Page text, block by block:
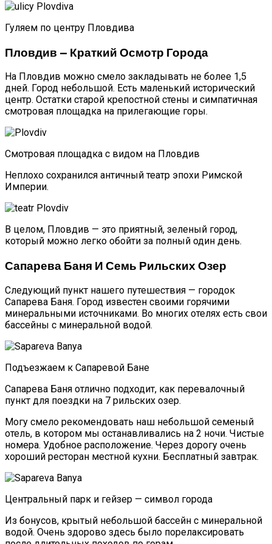
Гуляем по центру Пловдива
Пловдив — Краткий Осмотр Города
На Пловдив можно смело закладывать не более 1,5
дней. Город небольшой. Есть маленький исторический
центр. Остатки старой крепостной стены и симпатичная
смотровая площадка на прилегающие горы.
Смотровая площадка с видом на Пловдив
Неплохо сохранился античный театр эпохи Римской
Империи.
В целом, Пловдив — это приятный, зеленый город,
который можно легко обойти за полный один день.
Сапарева Баня И Семь Рильских Озер
Следующий пункт нашего путешествия — городок
Сапарева Баня. Город известен своими горячими
минеральными источниками. Во многих отелях есть свои
бассейны с минеральной водой.
Подъезжаем к Сапаревой Бане
Сапарева Баня отлично подходит, как перевалочный
пункт для поездки на 7 рильских озер.
Могу смело рекомендовать наш небольшой семеный
отель, в котором мы останавливались на 2 ночи. Чистые
номера. Удобное расположение. Через дорогу очень
хороший ресторан местной кухни. Бесплатный завтрак.
Центральный парк и гейзер — символ города
Из бонусов, крытый небольшой бассейн с минеральной
водой. Очень здорово здесь было порелаксировать